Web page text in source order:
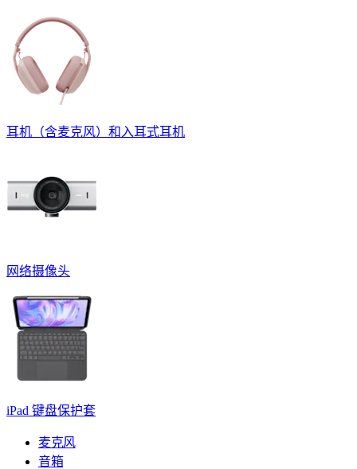
耳机（含麦克风）和入耳式耳机
网络摄像头
iPad 键盘保护套
麦克风
音箱